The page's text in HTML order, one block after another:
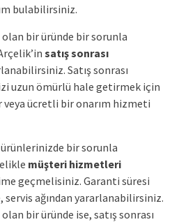
bulabilirsiniz.
olan bir üründe bir sorunla
satış sonrası
Satış sonrası
uzun ömürlü hale getirmek için
ücretli bir onarım hizmeti
bir sorunla
müşteri hizmetleri
geçmelisiniz. Garanti süresi
servis ağından yararlanabilirsiniz.
bir üründe ise, satış sonrası